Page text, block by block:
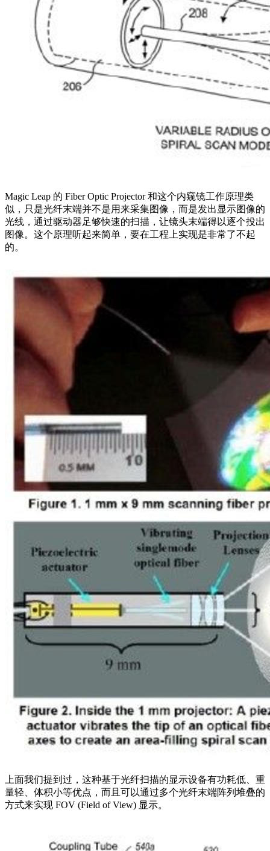
Magic Leap 的 Fiber Optic Projector 和这个内窥镜工作原理类
似，只是光纤末端并不是用来采集图像，而是发出显示图像的
光线，通过驱动器足够快速的扫描，让镜头末端得以逐个投出
图像。这个原理听起来简单，要在工程上实现是非常了不起
的。
上面我们提到过，这种基于光纤扫描的显示设备有功耗低、重
量轻、体积小等优点，而且可以通过多个光纤末端阵列堆叠的
方式来实现 FOV (Field of View) 显示。